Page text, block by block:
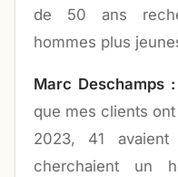
de 50 ans
hommes plus
Marc Deschamps :
que mes clients
2023, 41
cherchaient un